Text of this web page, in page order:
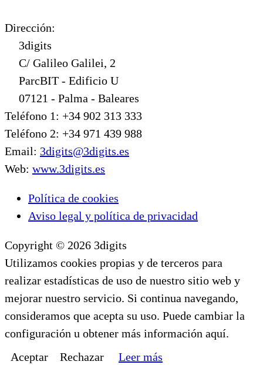
Dirección:
3digits
C/ Galileo Galilei, 2
ParcBIT - Edificio U
07121 - Palma - Baleares
Teléfono 1: +34 902 313 333
Teléfono 2: +34 971 439 988
Email: 3digits@3digits.es
Web: www.3digits.es
Política de cookies
Aviso legal y política de privacidad
Copyright © 2026 3digits
Utilizamos cookies propias y de terceros para
realizar estadísticas de uso de nuestro sitio web y
mejorar nuestro servicio. Si continua navegando,
consideramos que acepta su uso. Puede cambiar la
configuración u obtener más información aquí.
Aceptar
Rechazar Leer más